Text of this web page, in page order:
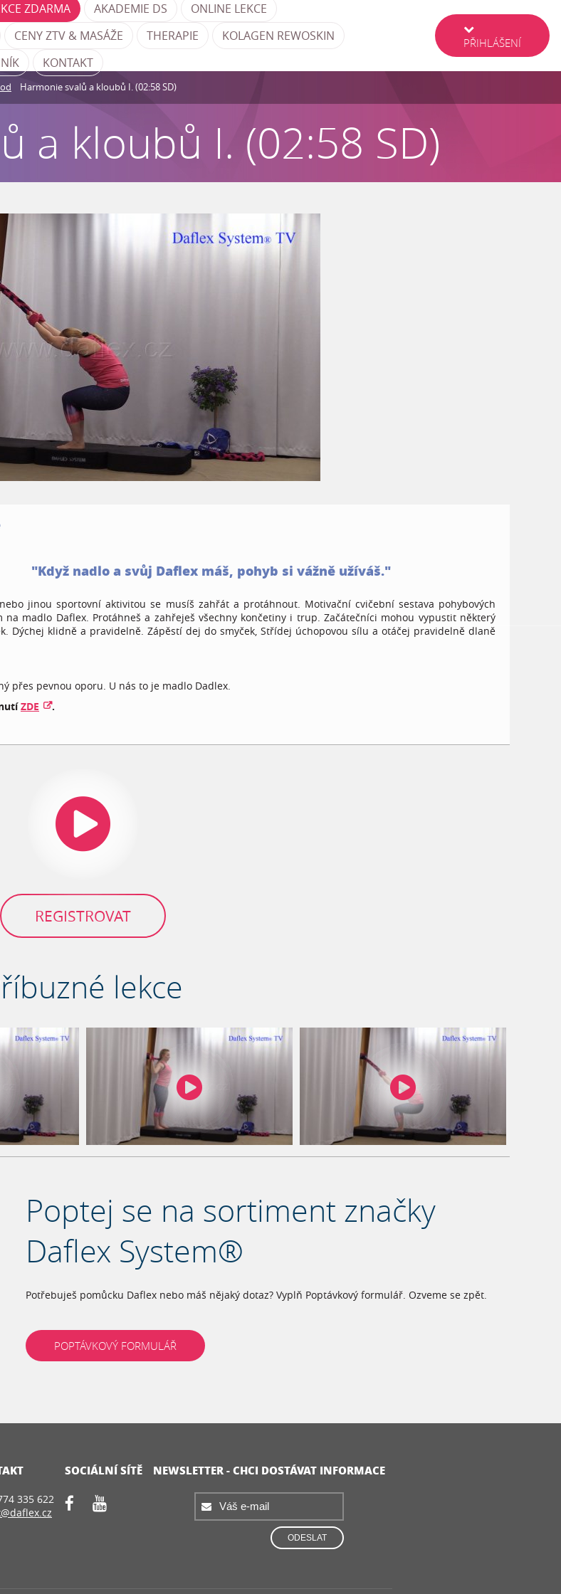
ZDARMA AKADEMIE DS
ONLINE LEKCE
CENY ZTV & MASÁŽE THERAPIE
KOLAGEN REWOSKIN
KONTAKT
PŘIHLÁŠENÍ
Harmonie svalů a kloubů I. (02:58 SD)
a kloubů I. (02:58 SD)
"Když nadlo a svůj Daflex máš, pohyb si vážně užíváš."
jinou sportovní aktivitou se musíš zahřát a protáhnout. Motivační cvičební sestava pohybových
na madlo Daflex. Protáhneš a zahřeješ všechny končetiny i trup. Začátečníci mohou vypustit některý
Dýchej klidně a pravidelně. Zápěstí dej do smyček, Střídej úchopovou sílu a otáčej pravidelně dlaně
přes pevnou oporu. U nás to je madlo Dadlex.
ZDE .
REGISTROVAT
lekce
Poptej se na sortiment značky
Daflex System®
Potřebuješ pomůcku Daflex nebo máš nějaký dotaz? Vyplň Poptávkový formulář. Ozveme se zpět.
POPTÁVKOVÝ FORMULÁŘ
335 622
SOCIÁLNÍ SÍTĚ NEWSLETTER - CHCI DOSTÁVAT INFORMACE
ODESLAT